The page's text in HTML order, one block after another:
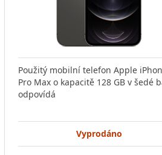
Použitý mobilní telefon Apple
Pro Max o kapacitě 128 GB v šedé
odpovídá
Vyprodáno